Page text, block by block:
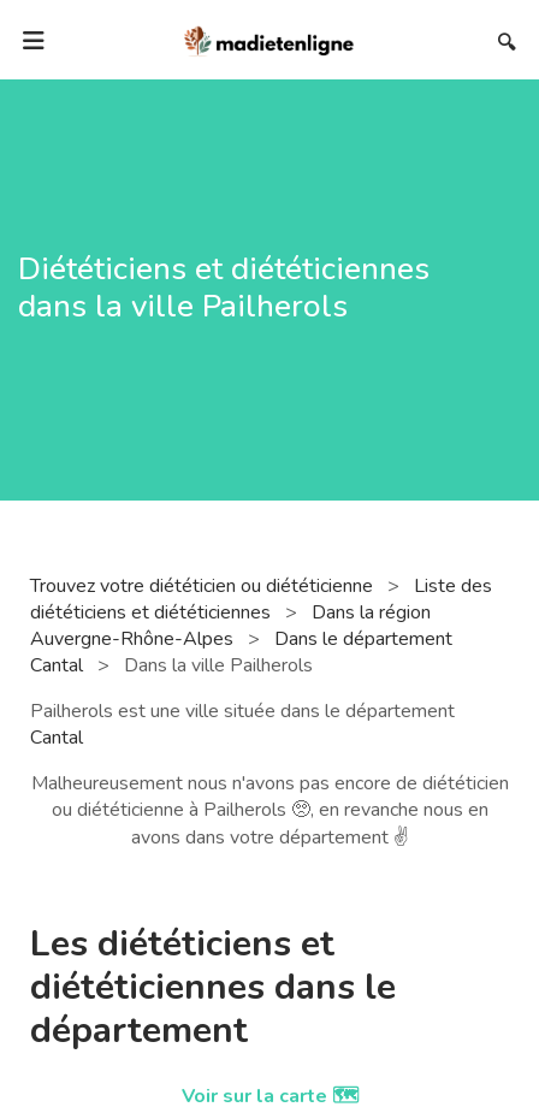
🔍
Diététiciens et diététiciennes
dans la ville Pailherols
Trouvez votre diététicien ou diététicienne >
Liste des
diététiciens et diététiciennes
>
Dans la région
Auvergne-Rhône-Alpes
>
Dans le département
Cantal >
Dans la ville Pailherols
Pailherols est une ville située dans le département
Cantal
Malheureusement nous n'avons pas encore de diététicien
ou diététicienne à Pailherols 🥺, en revanche nous en
avons dans votre département ✌️
Les diététiciens et
diététiciennes dans le
département
Voir sur la carte 🗺️